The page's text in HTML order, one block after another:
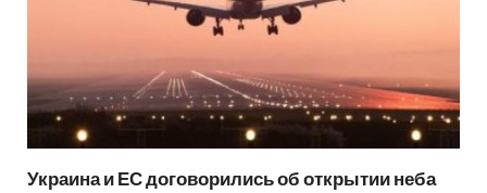
Украина и ЕС договорились об открытии неба